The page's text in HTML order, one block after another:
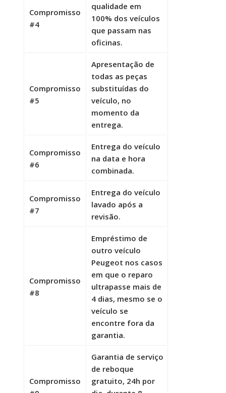
Compromisso
#4
qualidade em
100% dos veículos
que passam nas
oficinas.
Compromisso
#5
Apresentação de
todas as peças
substituídas do
veículo, no
momento da
entrega.
Compromisso
#6
Entrega do veículo
na data e hora
combinada.
Compromisso
#7
Entrega do veículo
lavado após a
revisão.
Compromisso
#8
Empréstimo de
outro veículo
Peugeot nos casos
em que o reparo
ultrapasse mais de
4 dias, mesmo se o
veículo se
encontre fora da
garantia.
Compromisso
Garantia de serviço
de reboque
gratuito, 24h por